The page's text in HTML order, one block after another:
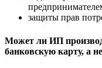
защиты прав
Может ли ИП
банковскую карту, а